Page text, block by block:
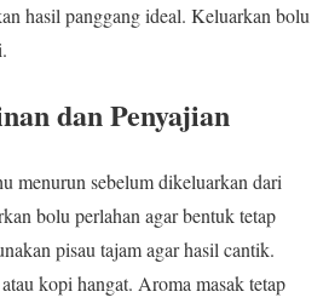
hasil panggang ideal. Keluarkan bolu
dan Penyajian
menurun sebelum dikeluarkan dari
bolu perlahan agar bentuk tetap
pisau tajam agar hasil cantik.
kopi hangat. Aroma masak tetap